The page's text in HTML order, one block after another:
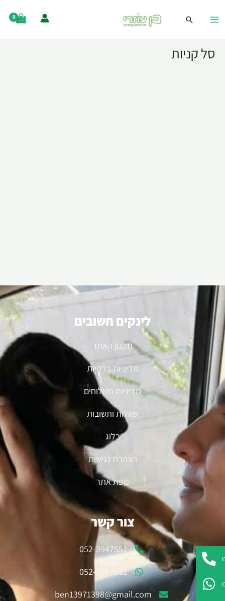
סל קניות
צור קשר
052-3947551
052-3947551
ben13971398@gmail.com
לינקים חשובים
תקנון האתר
מדיניות פרטיות
מדיניות משלוחים
שאלות ותשובות
בלוג
הצהרת נגישות
מפת אתר